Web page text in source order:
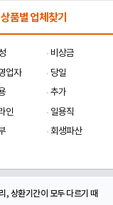
상품별 업체찾기
비상금
업자
당일
추가
인
일용직
회생파산
, 상환기간이 모두 다르기 때